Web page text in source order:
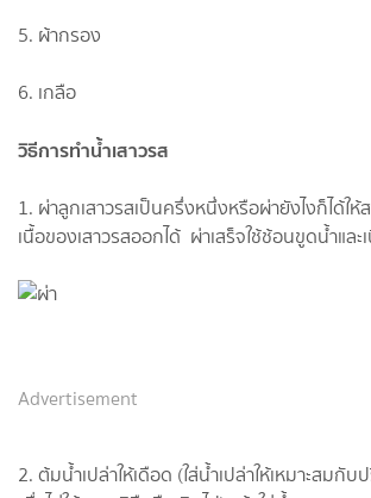
5. ผ้ากรอง
6. เกลือ
วิธี​การทำน้ำเสาวรส​
1​. ผ่าลูกเสาวรส​เป็นครึ่งหนึ่งหรือผ่ายังไงก็ได้ให้
เนื้อของเสาวรส​ออกได้ ผ่าเสร็จ​ใช้ช้อนขูดน้ำและ
Advertisement
2. ต้มน้ำเปล่าให้เดือด (ใส่น้ำเปล่าให้เหมาะสมกั